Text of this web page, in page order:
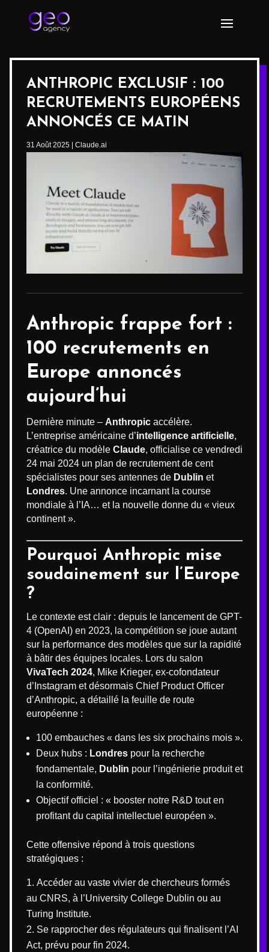
ANTHROPIC EXCLUSIF : 100
RECRUTEMENTS EUROPÉENS
ANNONCÉS CE MATIN
31 Août 2025 Claude.ai
Anthropic frappe fort :
100 recrutements en
Europe annoncés
aujourd’hui
Dernière minute – Anthropic accélère.
L’entreprise américaine d’intelligence artificielle,
créatrice du modèle Claude, officialise ce vendredi
24 mai 2024 un plan de recrutement de cent
spécialistes pour ses antennes de Dublin et
Londres. Une annonce incarnant la course
mondiale à l’IA… et la nouvelle donne du « vieux
continent ».
Pourquoi Anthropic mise
soudainement sur l’Europe
?
Le contexte est clair : depuis le lancement de GPT-
4 (OpenAI) en 2023, la compétition se joue autant
sur la performance des modèles que sur la rapidité
à bâtir des équipes locales. Lors du salon
VivaTech 2024, Mike Krieger, ex-cofondateur
d’Instagram et désormais Chief Product Officer
d’Anthropic, a détaillé la feuille de route
européenne :
100 embauches « dans les six prochains mois ».
Deux hubs : Londres pour la recherche
fondamentale, Dublin pour l’ingénierie produit et
la conformité.
Objectif officiel : « booster notre R&D tout en
profitant du capital intellectuel européen ».
Cette offensive répond à trois questions
stratégiques :
Accéder au vaste vivier de chercheurs formés
au CNRS, à l’University College Dublin ou au
Turing Institute.
Se rapprocher des régulateurs qui finalisent l’AI
Act, prévu pour fin 2024.